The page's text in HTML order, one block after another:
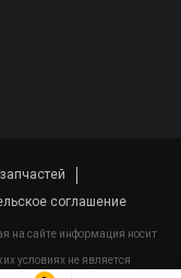
соглашение
на сайте информация носит
условиях не является